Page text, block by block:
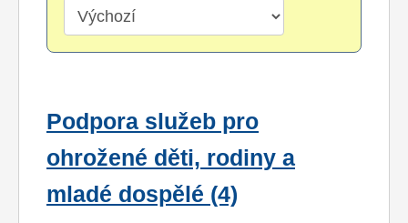
Podpora služeb pro
ohrožené děti, rodiny a
mladé dospělé (4)